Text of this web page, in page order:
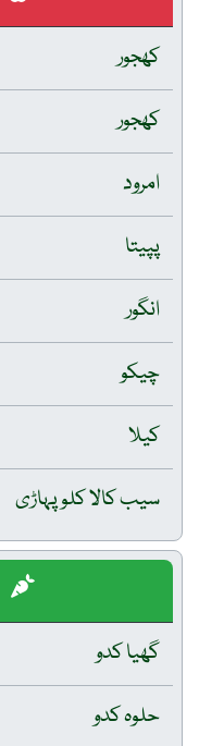
کھجور
کھجور
امرود
پپیتا
انگور
چیکو
کیلا
سیب کالا کلو پہاڑی
گھیا کدو
حلوہ کدو